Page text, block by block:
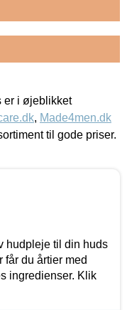
er i øjeblikket
, Made4men.dk
til gode priser.
hudpleje til din huds
får du årtier med
ingredienser. Klik